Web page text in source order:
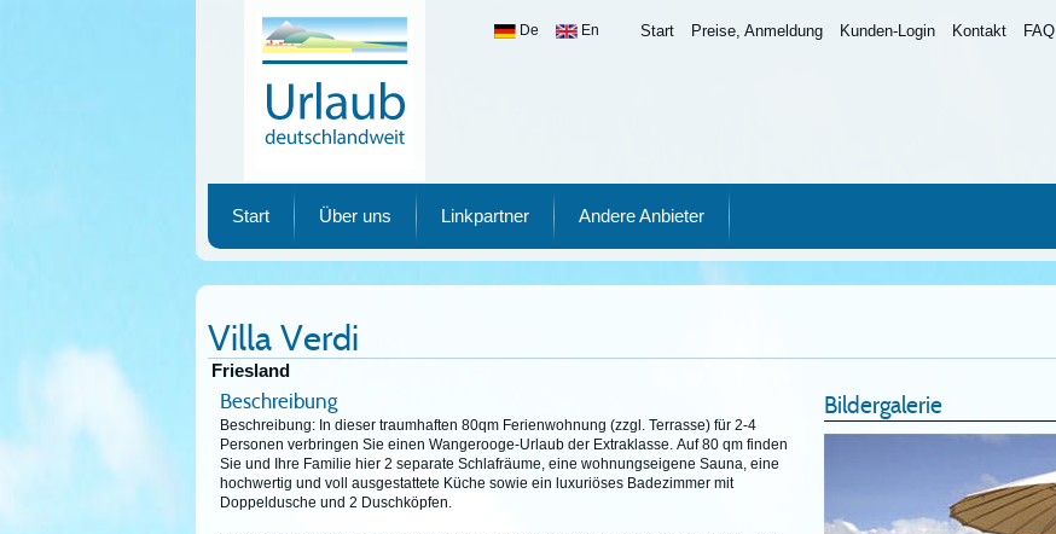
Start Preise, Anmeldung Kunden-Login Kontakt FAQ
De En
Start Über uns Linkpartner Andere Anbieter
Villa Verdi
Friesland
Beschreibung
Beschreibung: In dieser traumhaften 80qm Ferienwohnung (zzgl. Terrasse) für 2-4
Personen verbringen Sie einen Wangerooge-Urlaub der Extraklasse. Auf 80 qm finden
Sie und Ihre Familie hier 2 separate Schlafräume, eine wohnungseigene Sauna, eine
hochwertig und voll ausgestattete Küche sowie ein luxuriöses Badezimmer mit
Doppeldusche und 2 Duschköpfen.
Bildergalerie